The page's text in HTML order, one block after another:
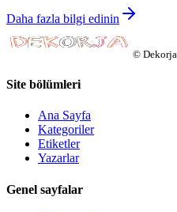
Daha fazla bilgi edinin
© Dekorja
Site bölümleri
Ana Sayfa
Kategoriler
Etiketler
Yazarlar
Genel sayfalar